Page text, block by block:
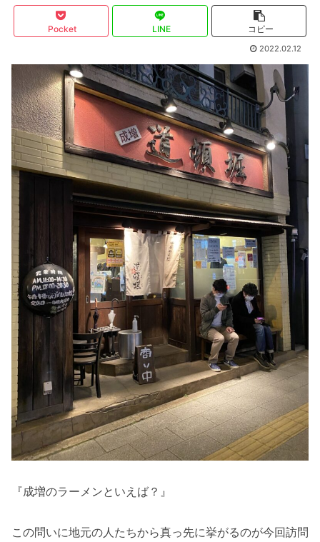
Pocket LINE コピー
2022.02.12
『成増のラーメンといえば？』
この問いに地元の人たちから真っ先に挙がるのが今回訪問